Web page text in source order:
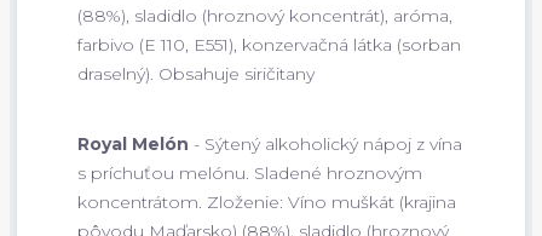
(88%), sladidlo (hroznový koncentrát), aróma,
farbivo (E 110, E551), konzervačná látka (sorban
draselný). Obsahuje siričitany
Royal Melón - Sýtený alkoholický nápoj z vína
s príchuťou melónu. Sladené hroznovým
koncentrátom. Zloženie: Víno muškát (krajina